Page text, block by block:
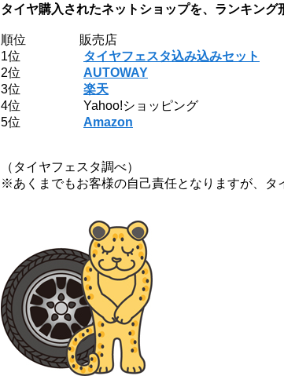
タイヤ購入されたネットショップを、ランキング
順位 販売店
1位 タイヤフェスタ込み込みセット
2位 AUTOWAY
3位 楽天
4位 Yahoo!ショッピング
5位 Amazon
（タイヤフェスタ調べ）
※あくまでもお客様の自己責任となりますが、タ